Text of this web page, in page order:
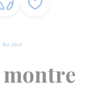
du Jour
montre